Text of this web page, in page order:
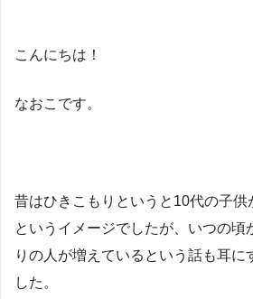
こんにちは！
なおこです。
昔はひきこもりというと10代の子供
というイメージでしたが、いつの頃
りの人が増えているという話も耳に
した。